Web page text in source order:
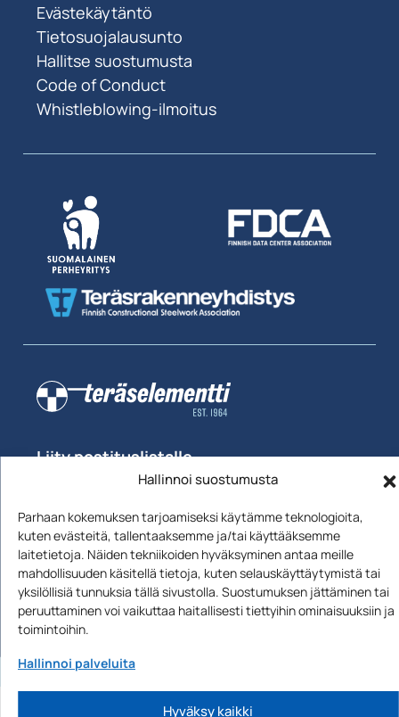
Hallinnoi suostumusta
Parhaan kokemuksen tarjoamiseksi käytämme teknologioita,
kuten evästeitä, tallentaaksemme ja/tai käyttääksemme
laitetietoja. Näiden tekniikoiden hyväksyminen antaa meille
mahdollisuuden käsitellä tietoja, kuten selauskäyttäytymistä tai
yksilöllisiä tunnuksia tällä sivustolla. Suostumuksen jättäminen tai
peruuttaminen voi vaikuttaa haitallisesti tiettyihin ominaisuuksiin ja
toimintoihin.
Hallinnoi palveluita
Hyväksy kaikki
Evästekäytäntö
Tietosuojalausunto
Hallitse suostumusta
Code of Conduct
Whistleblowing-ilmoitus
Uutiskirjeen
Liity postituslistalle